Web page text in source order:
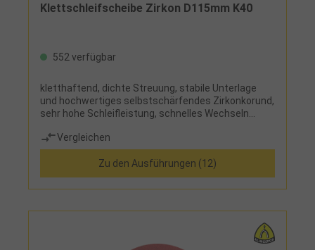
Klettschleifscheibe Zirkon D115mm K40
552 verfügbar
kletthaftend, dichte Streuung, stabile Unterlage
und hochwertiges selbstschärfendes Zirkonkorund,
sehr hohe Schleifleistung, schnelles Wechseln
Vergleichen
Zu den Ausführungen (12)